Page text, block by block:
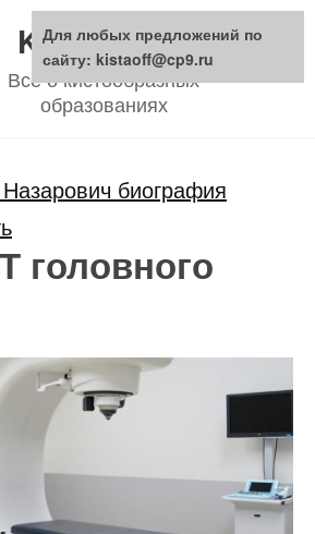
KistaOFF.ru
Все о кистообразных
образованиях
биография
головного
Для любых предложений по
сайту: kistaoff@cp9.ru